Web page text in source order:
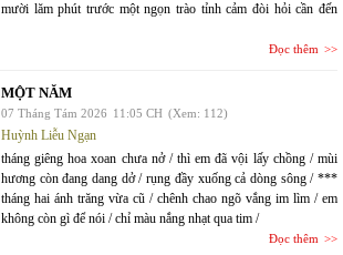
mười lăm phút trước một ngọn trào tỉnh cảm đòi hỏi cần đến
Đọc thêm
MỘT NĂM
07 Tháng Tám 2026 11:05 CH (Xem: 112)
Huỳnh Liễu Ngạn
tháng giêng hoa xoan chưa nở / thì em đã vội lấy chồng / mùi
hương còn đang dang dở / rụng đầy xuống cả dòng sông / ***
tháng hai ánh trăng vừa cũ / chênh chao ngõ vắng im lìm / em
không còn gì để nói / chỉ màu nắng nhạt qua tim /
Đọc thêm